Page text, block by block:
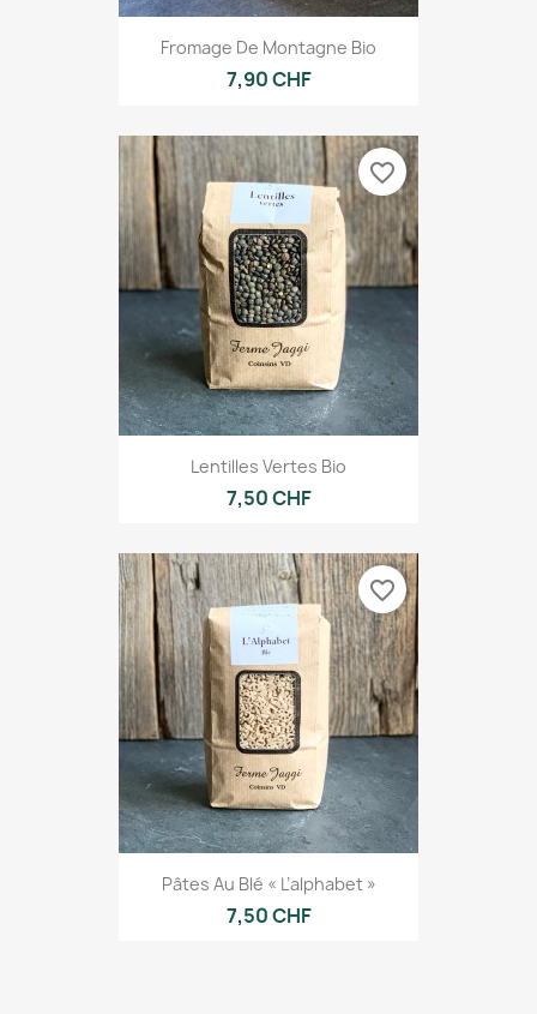
Fromage De Montagne Bio
7,90 CHF
Lentilles Vertes Bio
7,50 CHF
favorite_border
Pâtes Au Blé « L’alphabet »
7,50 CHF
favorite_border